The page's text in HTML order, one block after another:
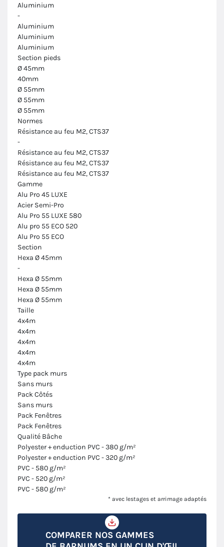
Aluminium
-
Aluminium
Aluminium
Aluminium
Section pieds
Ø 45mm
40mm
Ø 55mm
Ø 55mm
Ø 55mm
Normes
Résistance au feu M2, CTS37
-
Résistance au feu M2, CTS37
Résistance au feu M2, CTS37
Résistance au feu M2, CTS37
Gamme
Alu Pro 45 LUXE
Acier Semi-Pro
Alu Pro 55 LUXE 580
Alu pro 55 ECO 520
Alu Pro 55 ECO
Section
Hexa Ø 45mm
-
Hexa Ø 55mm
Hexa Ø 55mm
Hexa Ø 55mm
Taille
4x4m
4x4m
4x4m
4x4m
4x4m
Type pack murs
Sans murs
Pack Côtés
Sans murs
Pack Fenêtres
Pack Fenêtres
Qualité Bâche
Polyester + enduction PVC - 380 g/m²
Polyester + enduction PVC - 320 g/m²
PVC - 580 g/m²
PVC - 520 g/m²
PVC - 580 g/m²
* avec lestages et arrimage adaptés
COMPARER NOS GAMMES